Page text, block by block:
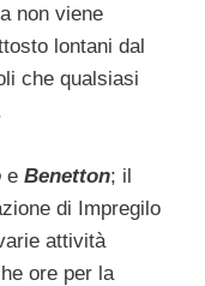
non viene
lontani dal
che qualsiasi
e Benetton; il
di Impregilo
attività
ore per la